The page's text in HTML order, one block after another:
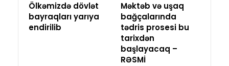
Ölkəmizdə dövlət
bayraqları yarıya
endirilib
Məktəb və uşaq
bağçalarında
tədris prosesi bu
tarixdən
başlayacaq –
RƏSMİ